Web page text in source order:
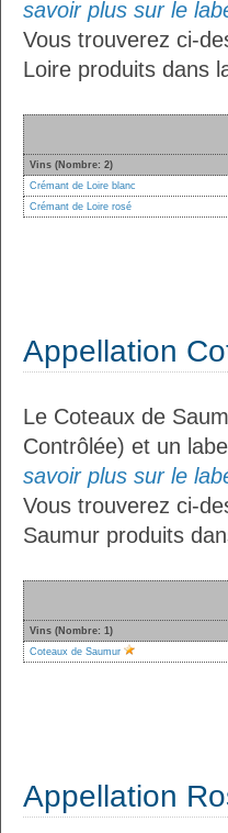
savoir plus sur le
Vous trouverez ci-
Loire produits dans
Vins (Nombre: 2)
Crémant de Loire blanc
Crémant de Loire rosé
Appellation
Le Coteaux de
Contrôlée) et un
savoir plus sur le
Vous trouverez ci-
Saumur produits
Vins (Nombre: 1)
Coteaux de Saumur
Appellation